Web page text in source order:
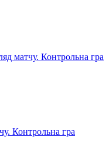
Контрольна гра
Контрольна гра